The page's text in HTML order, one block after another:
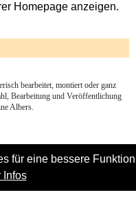
Homepage anzeigen.
für eine bessere
Infos
bearbeitet, montiert oder ganz
Bearbeitung und Veröffentlichung
Albers.